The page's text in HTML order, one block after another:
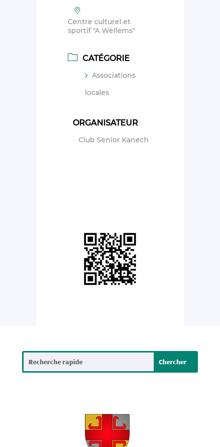
Centre culturel et
sportif "A Wëllems"
CATÉGORIE
Associations
locales
ORGANISATEUR
Club Senior Kanech